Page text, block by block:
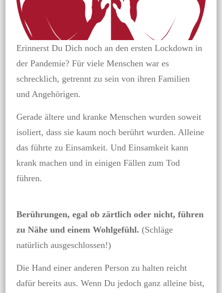
Erinnerst Du Dich noch an den ersten Lockdown in
der Pandemie? Für viele Menschen war es
schrecklich, getrennt zu sein von ihren Familien
und Angehörigen.
Gerade ältere und kranke Menschen wurden soweit
isoliert, dass sie kaum noch berührt wurden. Alleine
das führte zu Einsamkeit. Und Einsamkeit kann
krank machen und in einigen Fällen zum Tod
führen.
Berührungen, egal ob zärtlich oder nicht, führen
zu Nähe und einem Wohlgefühl. (Schläge
natürlich ausgeschlossen!)
Die Hand einer anderen Person zu halten reicht
dafür bereits aus. Wenn Du jedoch ganz alleine bist,